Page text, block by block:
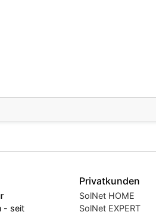
- seit
Privatkunden
SolNet HOME
SolNet EXPERT